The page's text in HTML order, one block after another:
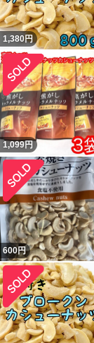
1,380円
1,099円
600円